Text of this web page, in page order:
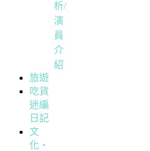
析/
演
員
介
紹
旅遊
吃貨
迷編
日記
文
化・